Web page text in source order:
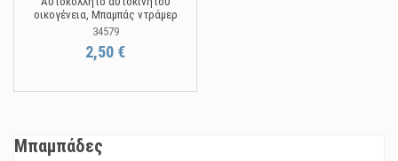
οικογένεια, Μπαμπάς ντράμερ
34579
2,50 €
Μπαμπάδες